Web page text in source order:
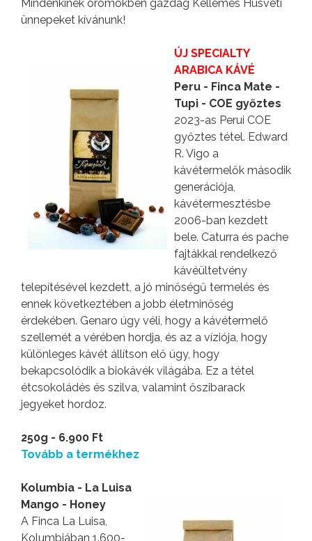
Mindenkinek örömökben gazdag Kellemes Húsvéti
ünnepeket kívánunk!
ÚJ SPECIALTY
ARABICA KÁVÉ
Peru - Finca Mate -
Tupi - COE győztes
2023-as Perui COE
győztes tétel. Edward
R. Vigo a
kávétermelők második
generációja,
kávétermesztésbe
2006-ban kezdett
bele. Caturra és pache
fajtákkal rendelkező
kávéültetvény
telepítésével kezdett, a jó minőségű termelés és
ennek következtében a jobb életminőség
érdekében. Genaro úgy véli, hogy a kávétermelő
szellemét a vérében hordja, és az a víziója, hogy
különleges kávét állítson elő úgy, hogy
bekapcsolódik a biokávék világába. Ez a tétel
étcsokoládés és szilva, valamint őszibarack
jegyeket hordoz.
250g - 6.900 Ft
Tovább a termékhez
Kolumbia - La Luisa
Mango - Honey
A Finca La Luisa,
Kolumbiában 1.600-